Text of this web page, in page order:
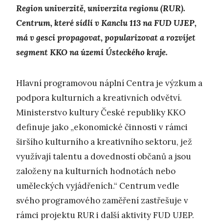
Region univerzitě, univerzita regionu (RUR).
Centrum, které sídlí v Kanclu 113 na FUD UJEP,
má v gesci propagovat, popularizovat a rozvíjet
segment KKO na území Ústeckého kraje.
Hlavní programovou náplní Centra je výzkum a
podpora kulturních a kreativních odvětví.
Ministerstvo kultury České republiky KKO
definuje jako „ekonomické činnosti v rámci
širšího kulturního a kreativního sektoru, jež
využívají talentu a dovedností občanů a jsou
založeny na kulturních hodnotách nebo
uměleckých vyjádřeních.“ Centrum vedle
svého programového zaměření zastřešuje v
rámci projektu RUR i další aktivity FUD UJEP.